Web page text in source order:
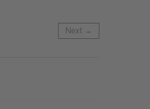
Next →